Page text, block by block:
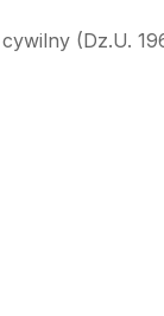
(Dz.U.